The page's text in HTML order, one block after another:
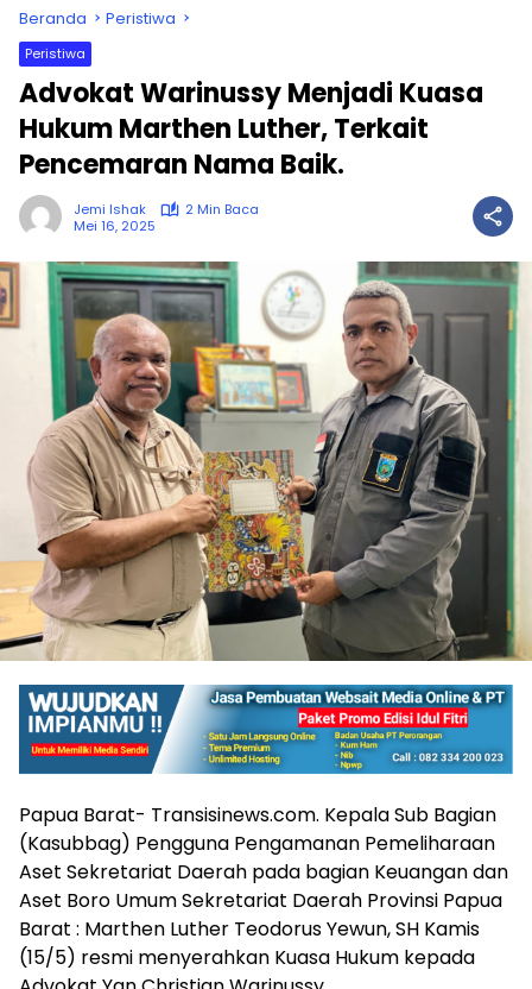
Beranda Peristiwa
Peristiwa
Advokat Warinussy Menjadi Kuasa
Hukum Marthen Luther, Terkait
Pencemaran Nama Baik.
Jemi Ishak
2 Min Baca
Mei 16, 2025
Papua Barat- Transisinews.com. Kepala Sub Bagian
(Kasubbag) Pengguna Pengamanan Pemeliharaan
Aset Sekretariat Daerah pada bagian Keuangan dan
Aset Boro Umum Sekretariat Daerah Provinsi Papua
Barat : Marthen Luther Teodorus Yewun, SH Kamis
(15/5) resmi menyerahkan Kuasa Hukum kepada